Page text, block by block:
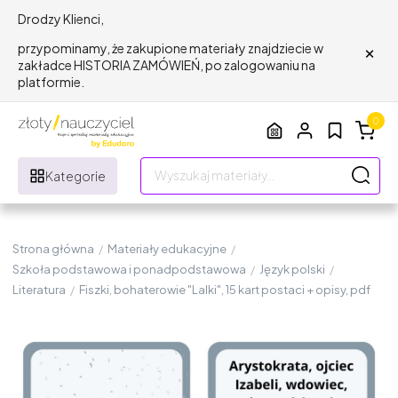
Drodzy Klienci,
przypominamy, że zakupione materiały znajdziecie w
zakładce HISTORIA ZAMÓWIEŃ, po zalogowaniu na
platformie.
×
Kategorie
0
Strona główna / Materiały edukacyjne /
Szkoła podstawowa i ponadpodstawowa / Język polski /
Literatura / Fiszki, bohaterowie "Lalki", 15 kart postaci + opisy, pdf